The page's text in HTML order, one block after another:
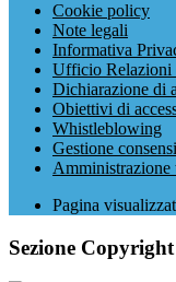
Cookie policy
Note legali
Informativa
Ufficio Relazioni
Dichiarazione di
Obiettivi di
Whistleblowing
Gestione
Amministrazione
Pagina
Sezione Copyright